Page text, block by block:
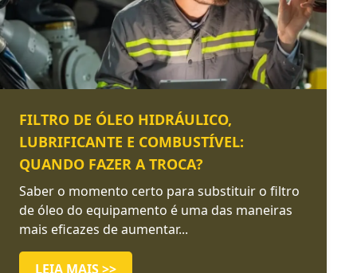
FILTRO DE ÓLEO HIDRÁULICO,
LUBRIFICANTE E COMBUSTÍVEL:
QUANDO FAZER A TROCA?
Saber o momento certo para substituir o filtro
de óleo do equipamento é uma das maneiras
mais eficazes de aumentar...
LEIA MAIS >>